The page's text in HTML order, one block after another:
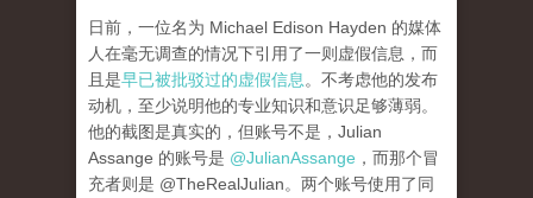
日前，一位名为 Michael Edison Hayden 的媒体
人在毫无调查的情况下引用了一则虚假信息，而
且是早已被批驳过的虚假信息 。不考虑他的发布
动机，至少说明他的专业知识和意识足够薄弱。
他的截图是真实的，但账号不是，Julian
Assange 的账号是 @JulianAssange ，而那个冒
充者则是 @TheRealJulian。两个账号使用了同